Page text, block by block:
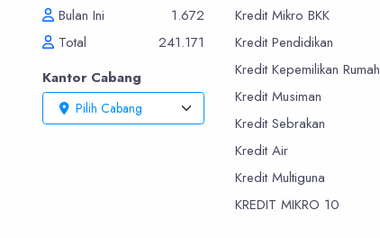
Bulan Ini
1.672
Total
241.171
Kantor Cabang
Pilih Cabang
Kredit Mikro BKK
Kredit Pendidikan
Kredit Kepemilikan Rumah
Kredit Musiman
Kredit Sebrakan
Kredit Air
Kredit Multiguna
KREDIT MIKRO 10